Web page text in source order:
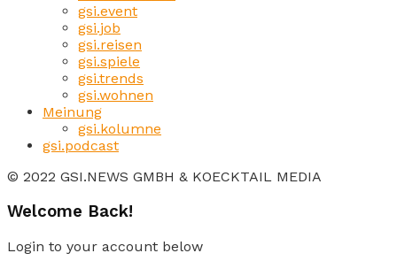
gsi.event
gsi.job
gsi.reisen
gsi.spiele
gsi.trends
gsi.wohnen
Meinung
gsi.kolumne
gsi.podcast
© 2022 GSI.NEWS GMBH & KOECKTAIL MEDIA
Welcome Back!
Login to your account below